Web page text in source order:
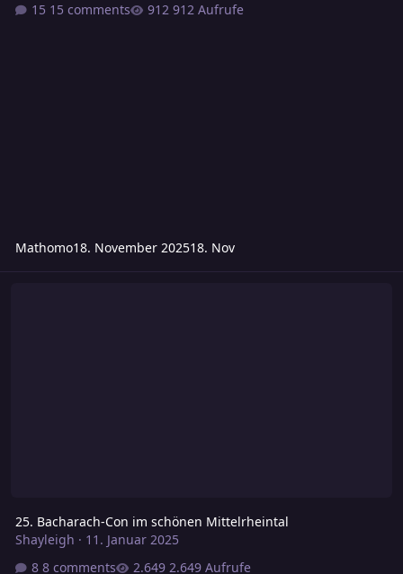
15 comments
912 Aufrufe
Mathomo18. November 202518. Nov
25. Bacharach-Con im schönen Mittelrheintal
Shayleigh · 11. Januar 2025
8 comments
2.649 Aufrufe